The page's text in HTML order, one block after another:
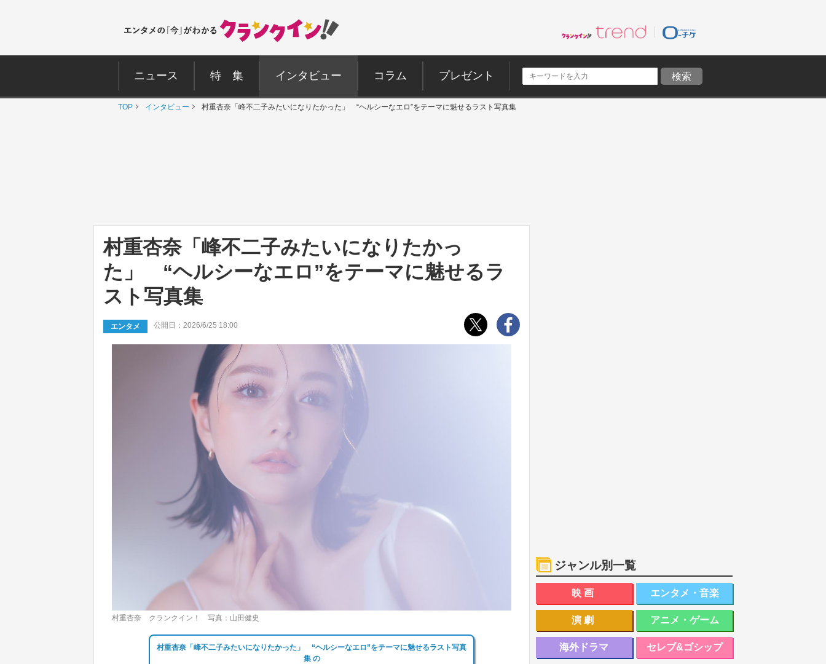
ニュース 特 集 インタビュー コラム プレゼント
TOP インタビュー 村重杏奈「峰不二子みたいになりたかった」 “ヘルシーなエロ”をテーマに魅せるラスト写真集
村重杏奈「峰不二子みたいになりたかっ
た」 “ヘルシーなエロ”をテーマに魅せるラ
スト写真集
エンタメ 公開日：2026/6/25 18:00
村重杏奈 クランクイン！ 写真：山田健史
村重杏奈「峰不二子みたいになりたかった」 “ヘルシーなエロ”をテーマに魅せるラスト写真
集 の
ジャンル別一覧
映画 エンタメ・音楽
演劇 アニメ・ゲーム
海外ドラマ セレブ&ゴシップ